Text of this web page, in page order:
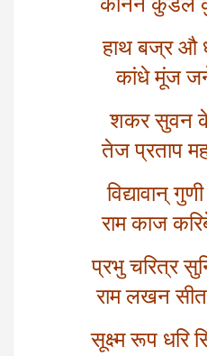
हाथ बज्र औ
कांधे मूंज
शकर सुवन
तेज प्रताप
विद्यावान्
राम काज
प्रभु चरित्र
राम लखन
सूक्ष्म रूप धरि